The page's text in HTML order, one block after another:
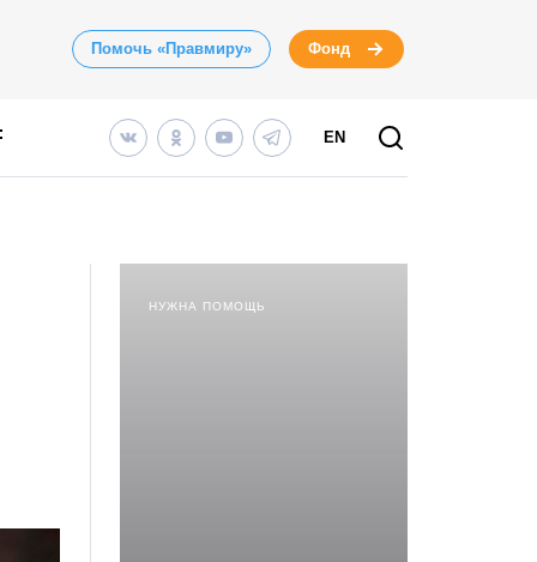
Помочь «Правмиру» Фонд
EN
НУЖНА ПОМОЩЬ